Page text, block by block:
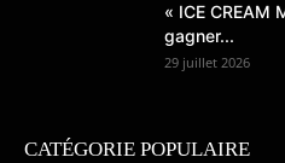
« ICE CREAM
gagner...
29 juillet 2026
CATÉGORIE POPULAIRE